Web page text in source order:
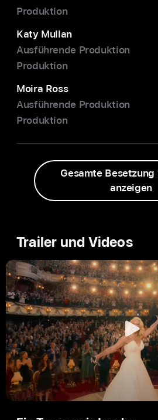
Produktion
Katy Mullan
Ausführende Produktion
Produktion
Moira Ross
Ausführende Produktion
Produktion
Gesamte Besetzung
anzeigen
Trailer und Videos